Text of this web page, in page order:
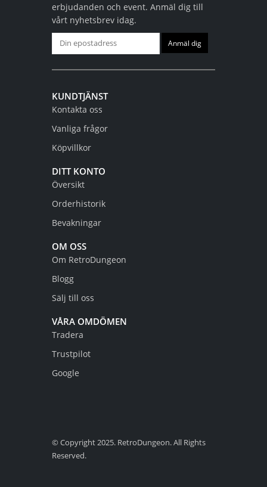
erbjudanden och event. Anmäl dig till
vårt nyhetsbrev idag.
KUNDTJÄNST
Kontakta oss
Vanliga frågor
Köpvillkor
DITT KONTO
Översikt
Orderhistorik
Bevakningar
OM OSS
Om RetroDungeon
Blogg
Sälj till oss
VÅRA OMDÖMEN
Tradera
Trustpilot
Google
© Copyright 2025. RetroDungeon. All Rights
Reserved.